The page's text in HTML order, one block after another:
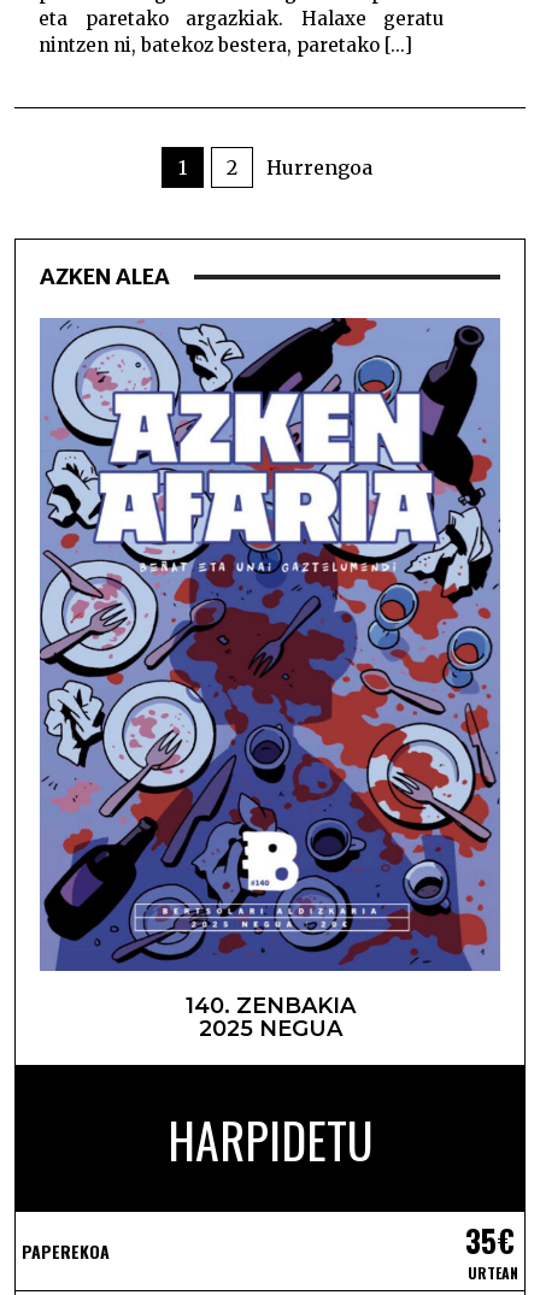
eta paretako argazkiak. Halaxe geratu
nintzen ni, batekoz bestera, paretako [...]
PAGINATION 1 2 Hurrengoa
AZKEN ALEA
140. ZENBAKIA
2025 NEGUA
HARPIDETU
PAPEREKOA 35€
URTEAN